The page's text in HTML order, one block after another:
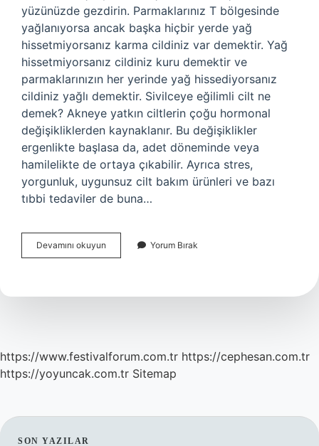
yüzünüzde gezdirin. Parmaklarınız T bölgesinde
yağlanıyorsa ancak başka hiçbir yerde yağ
hissetmiyorsanız karma cildiniz var demektir. Yağ
hissetmiyorsanız cildiniz kuru demektir ve
parmaklarınızın her yerinde yağ hissediyorsanız
cildiniz yağlı demektir. Sivilceye eğilimli cilt ne
demek? Akneye yatkın ciltlerin çoğu hormonal
değişikliklerden kaynaklanır. Bu değişiklikler
ergenlikte başlasa da, adet döneminde veya
hamilelikte de ortaya çıkabilir. Ayrıca stres,
yorgunluk, uygunsuz cilt bakım ürünleri ve bazı
tıbbi tedaviler de buna…
Devamını okuyun
Cilt
Yorum Bırak
https://www.festivalforum.com.tr https://cephesan.com.tr
https://yoyuncak.com.tr Sitemap
SON YAZILAR